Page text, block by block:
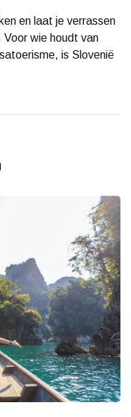
en laat je verrassen
Voor wie houdt van
is Slovenië